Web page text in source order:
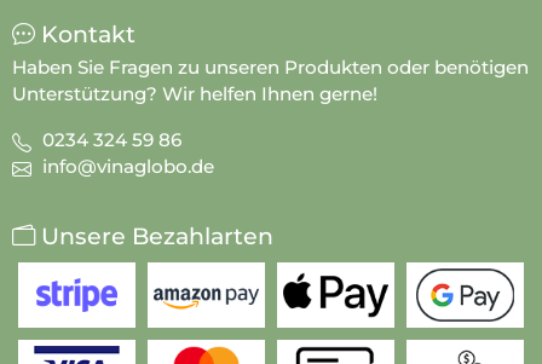
Kontakt
Haben Sie Fragen zu unseren Produkten oder benötigen
Unterstützung? Wir helfen Ihnen gerne!
0234 324 59 86
info@vinaglobo.de
Unsere Bezahlarten